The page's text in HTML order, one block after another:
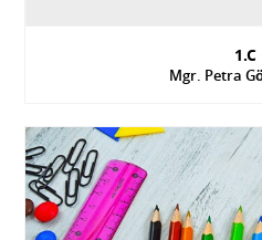
1.C
Mgr. Petra